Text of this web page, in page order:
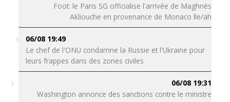
Foot: le Paris SG officialise l'arrivée de Maghnès
Akliouche en provenance de Monaco lle/ah
06/08 19:49
Le chef de l'ONU condamne la Russie et l'Ukraine pour
leurs frappes dans des zones civiles
06/08 19:31
Washington annonce des sanctions contre le ministre